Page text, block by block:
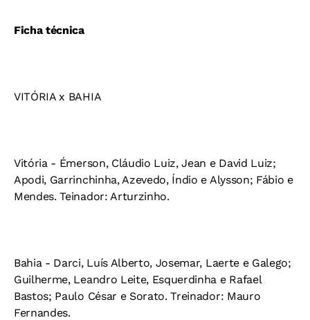
Ficha técnica
VITÓRIA x BAHIA
Vitória - Émerson, Cláudio Luiz, Jean e David Luiz;
Apodi, Garrinchinha, Azevedo, Índio e Alysson; Fábio e
Mendes. Teinador: Arturzinho.
Bahia - Darci, Luís Alberto, Josemar, Laerte e Galego;
Guilherme, Leandro Leite, Esquerdinha e Rafael
Bastos; Paulo César e Sorato. Treinador: Mauro
Fernandes.